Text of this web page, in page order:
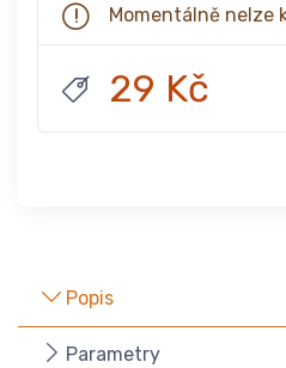
Momentálně nelze
29 Kč
Popis
Parametry